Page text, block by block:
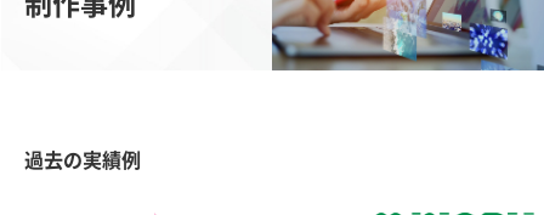
過去の実績例